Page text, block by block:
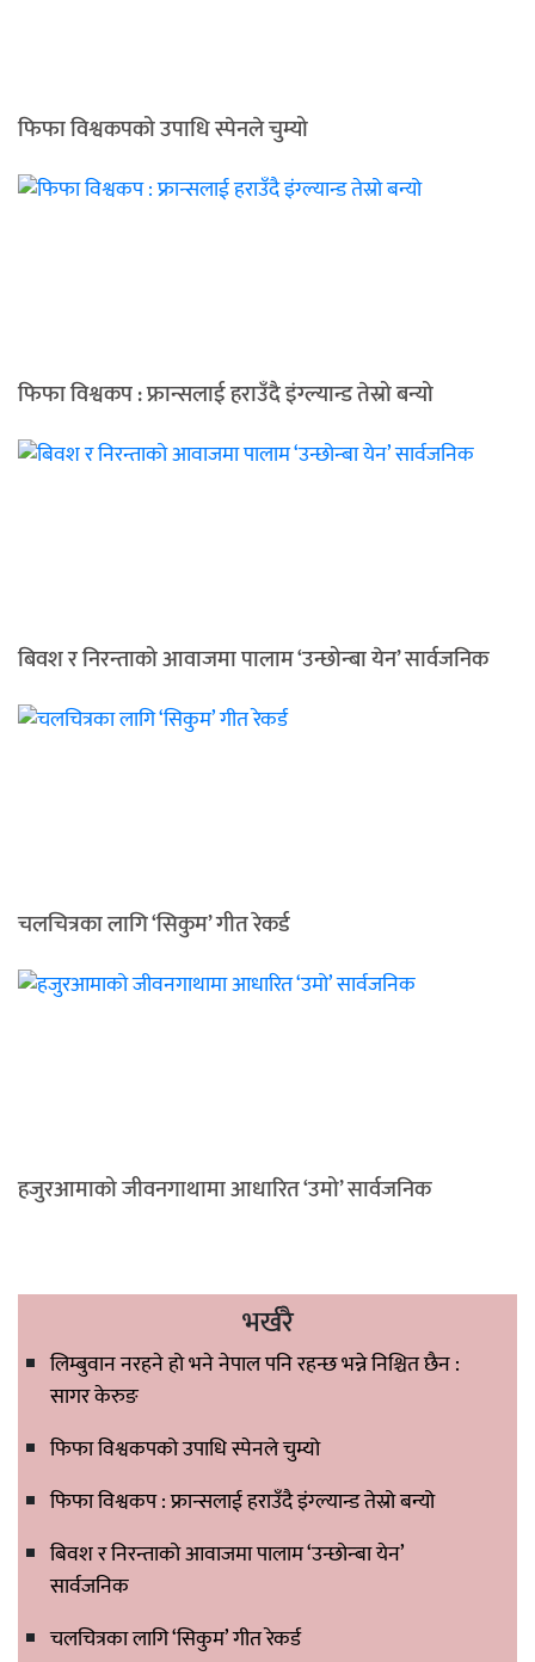
फिफा विश्वकपको उपाधि स्पेनले चुम्यो
फिफा विश्वकप : फ्रान्सलाई हराउँदै इंग्ल्यान्ड तेस्रो बन्यो
बिवश र निरन्ताको आवाजमा पालाम ‘उन्छोन्बा येन’ सार्वजनिक
चलचित्रका लागि ‘सिकुम’ गीत रेकर्ड
हजुरआमाको जीवनगाथामा आधारित ‘उमो’ सार्वजनिक
भर्खरै
लिम्बुवान नरहने हो भने नेपाल पनि रहन्छ भन्ने निश्चित छैन :
सागर केरुङ
फिफा विश्वकपको उपाधि स्पेनले चुम्यो
फिफा विश्वकप : फ्रान्सलाई हराउँदै इंग्ल्यान्ड तेस्रो बन्यो
बिवश र निरन्ताको आवाजमा पालाम ‘उन्छोन्बा येन’
सार्वजनिक
चलचित्रका लागि ‘सिकुम’ गीत रेकर्ड